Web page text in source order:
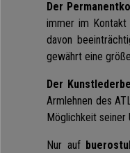
Der
immer im
davon
gewährt eine
Der
Armlehnen des
Möglichkeit seiner
Nur auf